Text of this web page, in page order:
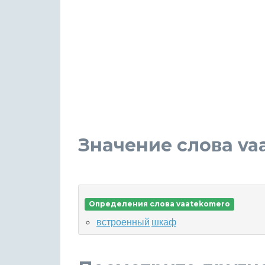
Значение слова
Определения слова vaatekomero
встроенный шкаф